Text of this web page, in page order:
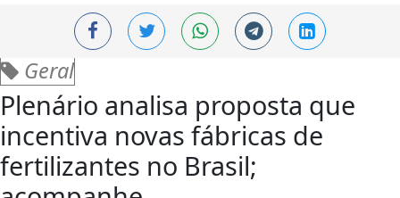
Geral
Plenário analisa proposta que
incentiva novas fábricas de
fertilizantes no Brasil;